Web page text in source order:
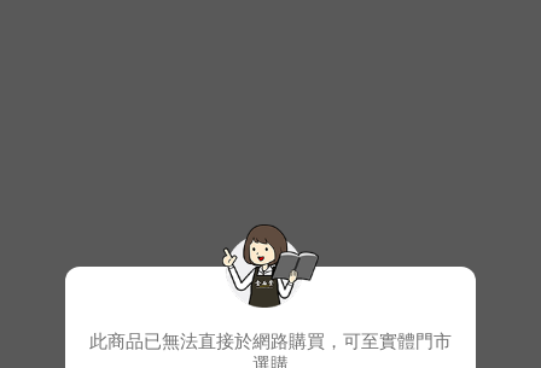
此商品已無法直接於網路購買，可至實體門市
選購